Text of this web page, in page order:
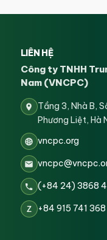
LIÊN HỆ
Công ty TNHH
Nam (VNCPC)
Tầng 3, Nhà B,
Phương Liệt, Hà
vncpc.org
(+84 24) 3868
Z +84 915 741 368